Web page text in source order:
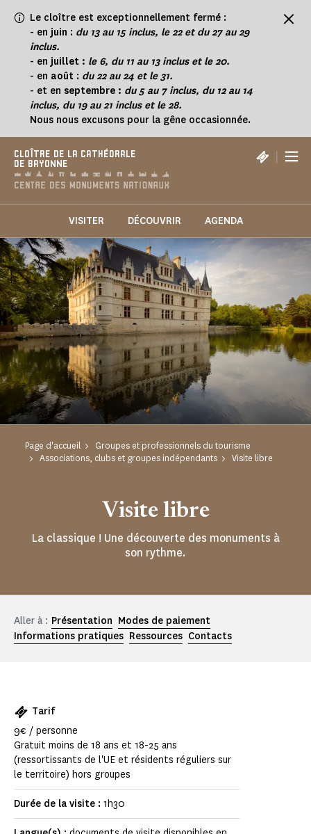
Le cloître est exceptionnellement fermé :
- en juin : du 13 au 15 inclus, le 22 et du 27 au 29
inclus.
- en juillet : le 6, du 11 au 13 inclus et le 20.
- en août : du 22 au 24 et le 31.
- et en septembre : du 5 au 7 inclus, du 12 au 14
inclus, du 19 au 21 inclus et le 28.
Nous nous excusons pour la gêne occasionnée.
CLOÎTRE DE LA CATHÉDRALE
DE BAYONNE
|
VISITER DÉCOUVRIR AGENDA
Page d'accueil
Groupes et professionnels du tourisme
Associations, clubs et groupes indépendants
Visite libre
Visite libre
La classique ! Une découverte des monuments à
son rythme.
Aller à : Présentation Modes de paiement
Informations pratiques Ressources Contacts
Tarif
9€ / personne
Gratuit moins de 18 ans et 18-25 ans
(ressortissants de l'UE et résidents réguliers sur
le territoire) hors groupes
Durée de la visite : 1h30